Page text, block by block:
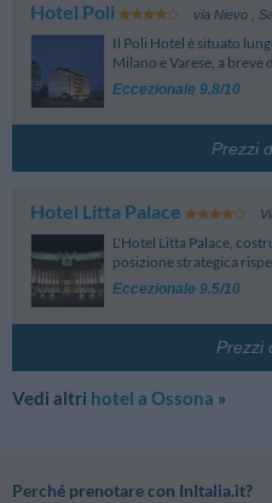
Hotel Poli via Nievo ,
Il Poli Hotel è situato
Milano e Varese, a breve
Eccezionale 9.8/10
Prezzi
Hotel Litta Palace
L'Hotel Litta Palace,
posizione strategica
Eccezionale 9.5/10
Prezzi
Vedi altri hotel a Ossona »
Perché prenotare con InItalia.it?